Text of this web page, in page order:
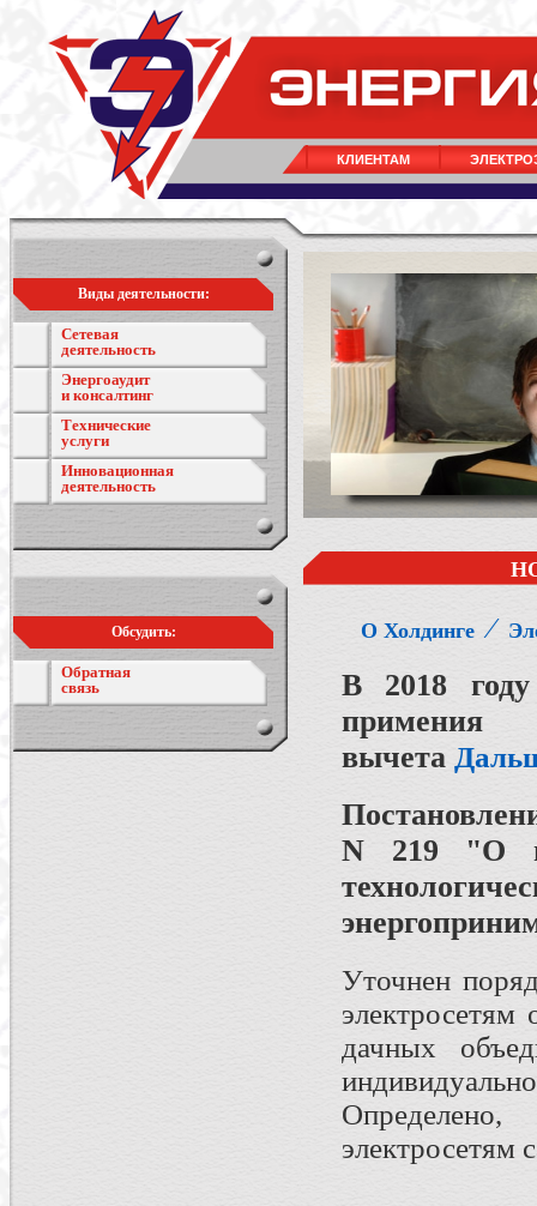
КЛИЕНТАМ
Виды деятельности:
Сетевая
деятельность
Энергоаудит
и консалтинг
Технические
услуги
Инновационная
деятельность
Обсудить:
Обратная
связь
О Холдинге ⁄
В 2018
примения
вычета
N 219 "О
Уточнен
электросетям
дачных
электросетям